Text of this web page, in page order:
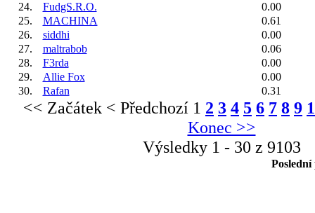
24.
FudgS.R.O.
0.00
25.
MACHINA
0.61
26.
siddhi
0.00
27.
maltrabob
0.06
28.
F3rda
0.00
29.
Allie Fox
0.00
30.
Rafan 0.31
<< Začátek < Předchozí 1 2 3 4 5 6 7 8 9
Konec >>
Výsledky 1 - 30 z 9103